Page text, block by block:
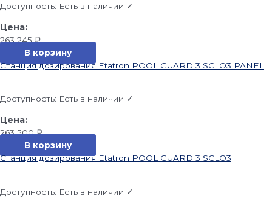
Доступность: Есть в наличии ✓
263 245₽
В корзину
Станция дозирования Etatron POOL GUARD 3 SCLO3 PANEL
Доступность: Есть в наличии ✓
263 500₽
В корзину
Станция дозирования Etatron POOL GUARD 3 SCLO3
Доступность: Есть в наличии ✓